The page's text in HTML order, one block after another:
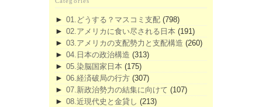
► 01.どうする？マスコミ支配 (798)
► 02.アメリカに食い尽される日本 (191)
► 03.アメリカの支配勢力と支配構造 (260)
► 04.日本の政治構造 (313)
► 05.染脳国家日本 (175)
► 06.経済破局の行方 (307)
► 07.新政治勢力の結集に向けて (107)
► 08.近現代史と金貸し (213)